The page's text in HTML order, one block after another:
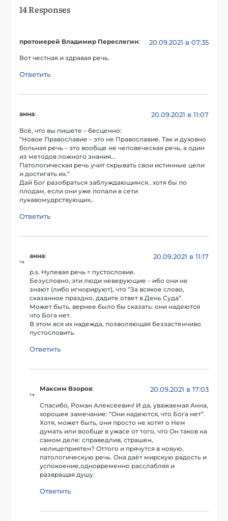
14 Responses
протоиерей Владимир Переслегин: 20.09.2021 в 07:35
Вот честная и здравая речь.
Ответить
анна: 20.09.2021 в 11:07
Всё, что вы пишете – бесценно:
“Новое Православие – это не Православие. Так и духовно
больная речь – это вообще не человеческая речь, а один
из методов ложного знания…
Патологическая речь учит скрывать свои истинные цели
и достигать их.”
Дай Бог разобраться заблуждающимся.. хотя бы по
плодам, если они уже попали в сети
лукавомудрствующих..
Ответить
анна: 20.09.2021 в 11:17
p.s. Нулевая речь = пустословие.
Безусловно, эти люди неверующие – ибо они не
знают (либо игнорируют), что “За всякое слово,
сказанное праздно, дадите ответ в День Суда”.
Может быть, вернее было бы сказать: они надеются
что Бога нет.
В этом вся их надежда, позволяющая беззастенчиво
пустословить.
Ответить
Максим Взоров: 20.09.2021 в 17:03
Спасибо, Роман Алексеевич! И да, уважаемая Анна,
хорошее замечание: “Они надеются, что Бога нет”.
Хотя, может быть, они просто не хотят о Нем
думать или вообще в ужасе от того, что Он таков на
самом деле: справедлив, страшен,
нелицеприятен? Оттого и прячутся в новую,
патологическую речь. Она даёт мирскую радость и
успокоение,одновременно расслабляя и
развращая душу.
Ответить